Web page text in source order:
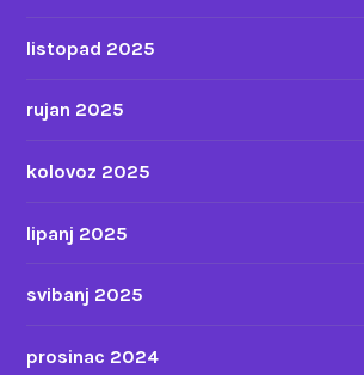
listopad 2025
rujan 2025
kolovoz 2025
lipanj 2025
svibanj 2025
prosinac 2024